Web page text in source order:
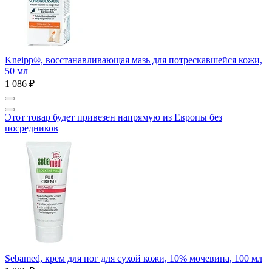
Kneipp®, восстанавливающая мазь для потрескавшейся кожи,
50 мл
1 086 ₽
Этот товар будет привезен напрямую из Европы без
посредников
Sebamed, крем для ног для сухой кожи, 10% мочевина, 100 мл